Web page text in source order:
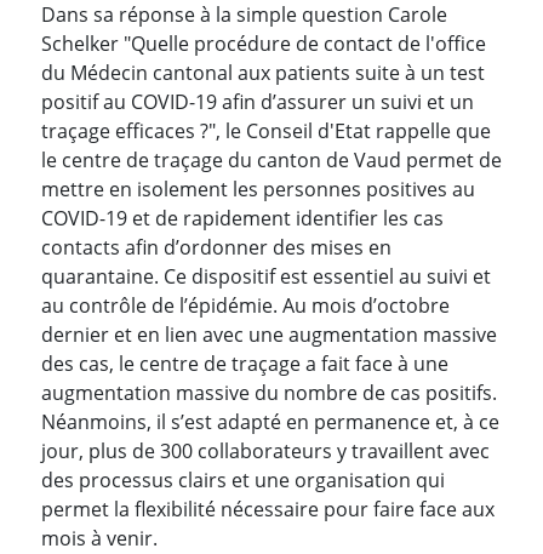
Dans sa réponse à la simple question Carole
Schelker "Quelle procédure de contact de l'office
du Médecin cantonal aux patients suite à un test
positif au COVID-19 afin d’assurer un suivi et un
traçage efficaces ?", le Conseil d'Etat rappelle que
le centre de traçage du canton de Vaud permet de
mettre en isolement les personnes positives au
COVID-19 et de rapidement identifier les cas
contacts afin d’ordonner des mises en
quarantaine. Ce dispositif est essentiel au suivi et
au contrôle de l’épidémie. Au mois d’octobre
dernier et en lien avec une augmentation massive
des cas, le centre de traçage a fait face à une
augmentation massive du nombre de cas positifs.
Néanmoins, il s’est adapté en permanence et, à ce
jour, plus de 300 collaborateurs y travaillent avec
des processus clairs et une organisation qui
permet la flexibilité nécessaire pour faire face aux
mois à venir.